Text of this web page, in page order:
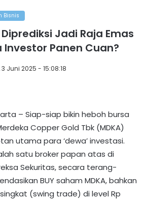
Bisnis
Jadi Raja Emas
Investor Panen Cuan?
Juni 2025 - 15:08:18
– Siap-siap bikin heboh bursa
Copper Gold Tbk (MDKA)
utama para ‘dewa’ investasi.
satu broker papan atas di
Sekuritas, secara terang-
BUY saham MDKA, bahkan
(swing trade) di level Rp